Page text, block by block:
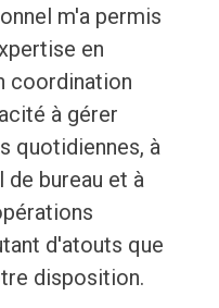
m'a permis
en
coordination
à gérer
quotidiennes, à
de bureau et à
d'atouts que
disposition.